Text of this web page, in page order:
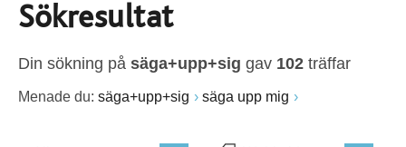
Sökresultat
Din sökning på säga+upp+sig gav 102 träffar
Menade du: säga+upp+sig säga upp mig